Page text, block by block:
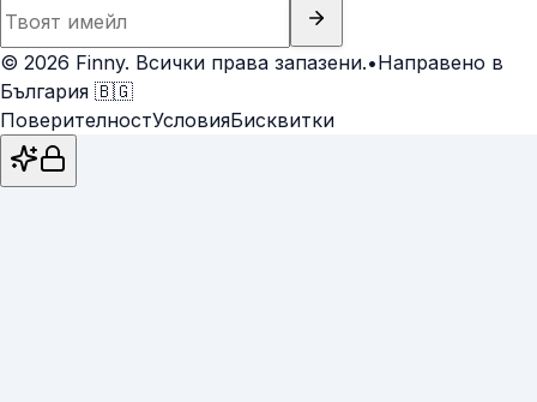
© 2026 Finny. Всички права запазени.•Направено в
България 🇧🇬
ПоверителностУсловияБисквитки